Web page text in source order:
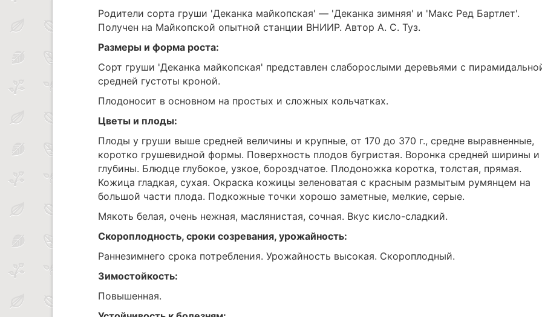
Родители сорта груши 'Деканка майкопская' — 'Деканка зимняя' и 'Макс Ред Бартлет'.
Получен на Майкопской опытной станции ВНИИР. Автор А. С. Туз.
Размеры и форма роста:
Сорт груши 'Деканка майкопская' представлен слаборослыми деревьями с
средней густоты кроной.
Плодоносит в основном на простых и сложных кольчатках.
Цветы и плоды:
Плоды у груши выше средней величины и крупные, от 170 до 370 г., средне выравненные,
коротко грушевидной формы. Поверхность плодов бугристая. Воронка средней ширины и
глубины. Блюдце глубокое, узкое, бороздчатое. Плодоножка коротка, толстая, прямая.
Кожица гладкая, сухая. Окраска кожицы зеленоватая с красным размытым румянцем на
большой части плода. Подкожные точки хорошо заметные, мелкие, серые.
Мякоть белая, очень нежная, маслянистая, сочная. Вкус кисло-сладкий.
Скороплодность, сроки созревания, урожайность:
Раннезимнего срока потребления. Урожайность высокая. Скороплодный.
Зимостойкость:
Повышенная.